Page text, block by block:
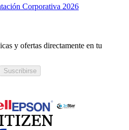
Corporativa 2026
y ofertas directamente en tu
Suscribirse